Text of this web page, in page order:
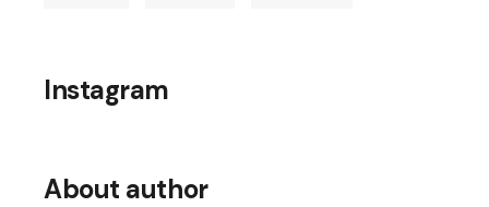
Instagram
About author